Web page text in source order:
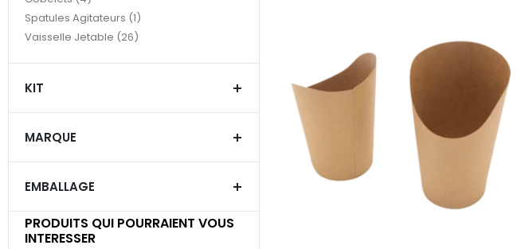
Spatules Agitateurs 1
article
Vaisselle Jetable 26
articles
KIT
MARQUE
EMBALLAGE
PRODUITS QUI POURRAIENT VOUS
INTERESSER